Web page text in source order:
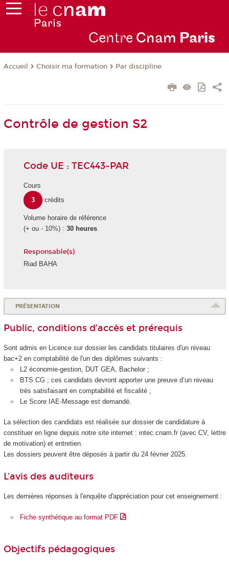
Centre Cnam Paris
Accueil Choisir ma formation Par discipline
Contrôle de gestion S2
Code UE : TEC443-PAR
Cours
3
crédits
Volume horaire de référence
(+ ou - 10%) : 30 heures
Responsable(s)
Riad BAHA
PRÉSENTATION
Public, conditions d’accès et prérequis
Sont admis en Licence sur dossier les candidats titulaires d'un niveau
bac+2 en comptabilité de l'un des diplômes suivants :
L2 économie-gestion, DUT GEA, Bachelor ;
BTS CG ; ces candidats devront apporter une preuve d’un niveau
très satisfaisant en comptabilité et fiscalité ;
Le Score IAE-Message est demandé.
La sélection des candidats est réalisée sur dossier de candidature à
constituer en ligne depuis notre site internet : intec.cnam.fr (avec CV, lettre
de motivation) et entretien.
Les dossiers peuvent être déposés à partir du 24 février 2025.
L'avis des auditeurs
Les dernières réponses à l'enquête d'appréciation pour cet enseignement :
Fiche synthétique au format PDF
Objectifs pédagogiques